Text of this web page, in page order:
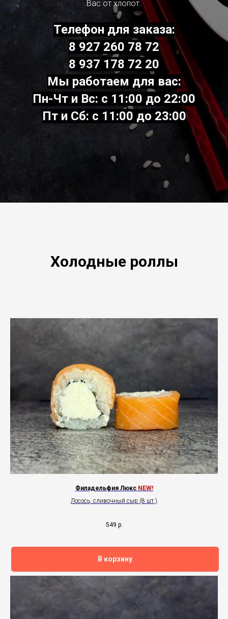
Вас от хлопот.
Телефон для заказа:
8 927 260 78 72
8 937 178 72 20
Мы работаем для вас:
Пн-Чт и Вс: с 11:00 до 22:00
Пт и Сб: с 11:00 до 23:00
Холодные роллы
Филадельфия Люкс NEW!
Лосось, сливочный сыр (8 шт.)
549 р.
В корзину